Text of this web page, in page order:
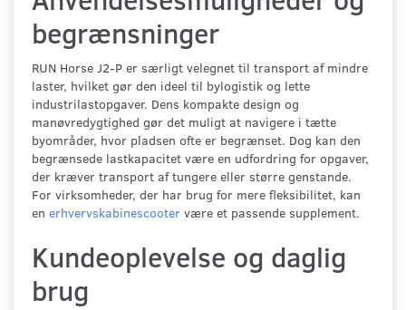
begrænsninger
RUN Horse J2-P er særligt velegnet til transport af mindre
laster, hvilket gør den ideel til bylogistik og lette
industrilastopgaver. Dens kompakte design og
manøvredygtighed gør det muligt at navigere i tætte
byområder, hvor pladsen ofte er begrænset. Dog kan den
begrænsede lastkapacitet være en udfordring for opgaver,
der kræver transport af tungere eller større genstande.
For virksomheder, der har brug for mere fleksibilitet, kan
en erhvervskabinescooter være et passende supplement.
Kundeoplevelse og daglig
brug